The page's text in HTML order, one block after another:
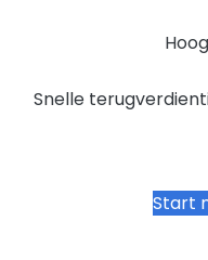
Snelle
Start